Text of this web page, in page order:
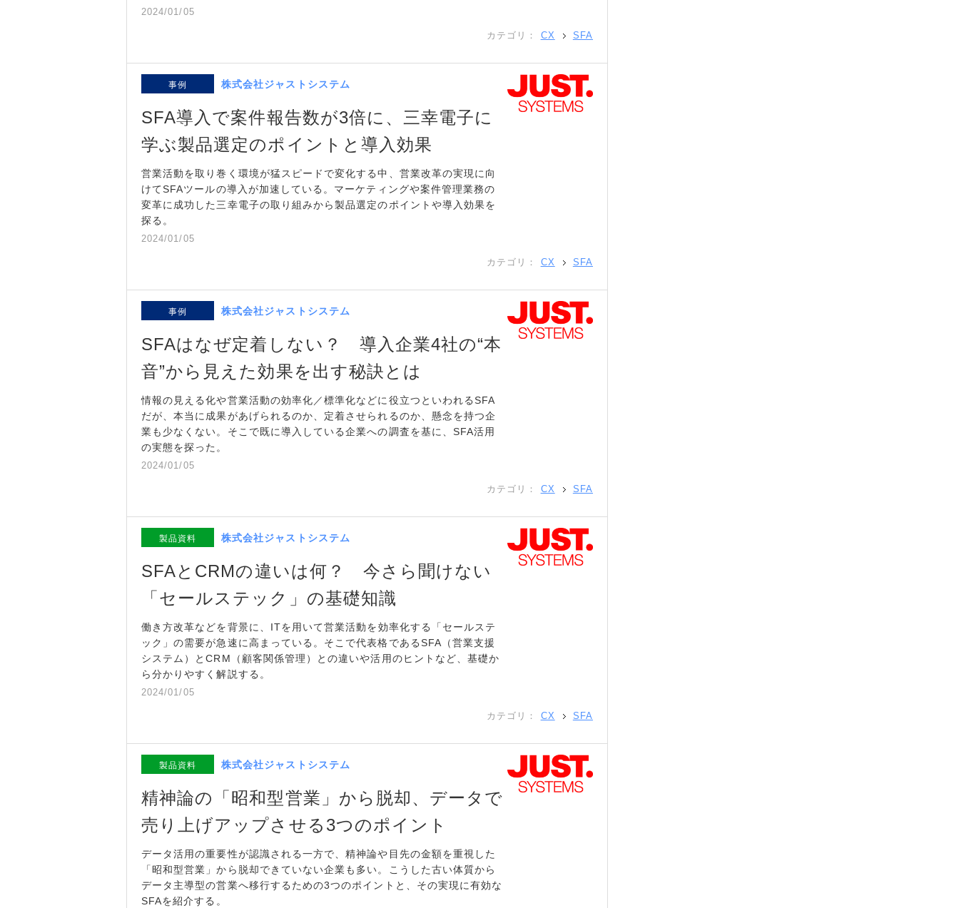
2024/01/05
カテゴリ： CX SFA
事例 株式会社ジャストシステム
SFA導入で案件報告数が3倍に、三幸電子に
学ぶ製品選定のポイントと導入効果
営業活動を取り巻く環境が猛スピードで変化する中、営業改革の実現に向
けてSFAツールの導入が加速している。マーケティングや案件管理業務の
変革に成功した三幸電子の取り組みから製品選定のポイントや導入効果を
探る。
2024/01/05
カテゴリ： CX SFA
事例 株式会社ジャストシステム
SFAはなぜ定着しない？ 導入企業4社の“本
音”から見えた効果を出す秘訣とは
情報の見える化や営業活動の効率化／標準化などに役立つといわれるSFA
だが、本当に成果があげられるのか、定着させられるのか、懸念を持つ企
業も少なくない。そこで既に導入している企業への調査を基に、SFA活用
の実態を探った。
2024/01/05
カテゴリ： CX SFA
製品資料 株式会社ジャストシステム
SFAとCRMの違いは何？ 今さら聞けない
「セールステック」の基礎知識
働き方改革などを背景に、ITを用いて営業活動を効率化する「セールステ
ック」の需要が急速に高まっている。そこで代表格であるSFA（営業支援
システム）とCRM（顧客関係管理）との違いや活用のヒントなど、基礎か
ら分かりやすく解説する。
2024/01/05
カテゴリ： CX SFA
製品資料 株式会社ジャストシステム
精神論の「昭和型営業」から脱却、データで
売り上げアップさせる3つのポイント
データ活用の重要性が認識される一方で、精神論や目先の金額を重視した
「昭和型営業」から脱却できていない企業も多い。こうした古い体質から
データ主導型の営業へ移行するための3つのポイントと、その実現に有効な
SFAを紹介する。